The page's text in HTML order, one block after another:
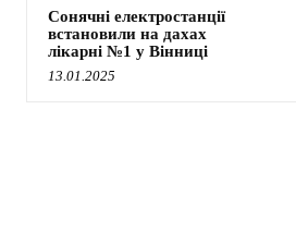
Сонячні електростанції
встановили на дахах
лікарні №1 у Вінниці
13.01.2025